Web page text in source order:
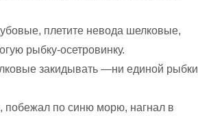
плетите невода шелковые,
рыбку-осетровинку.
закидывать —ни единой рыбки
по синю морю, нагнал в